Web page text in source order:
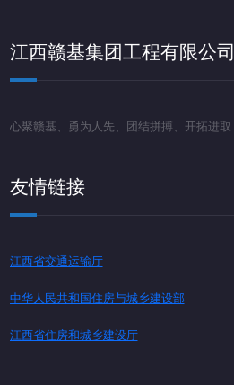
江西赣基集团工程有限公司
心聚赣基、勇为人先、团结拼搏、开拓进取
友情链接
江西省交通运输厅
中华人民共和国住房与城乡建设部
江西省住房和城乡建设厅